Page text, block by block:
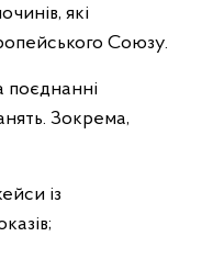
які
Союзу.
поєднанні
Зокрема,
із